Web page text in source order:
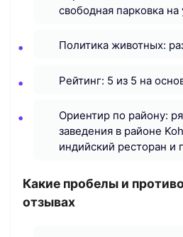
свободная парковка на
Политика животных:
Рейтинг: 5 из 5 на
Ориентир по району:
заведения в районе
индийский ресторан и
Какие пробелы и
отзывах